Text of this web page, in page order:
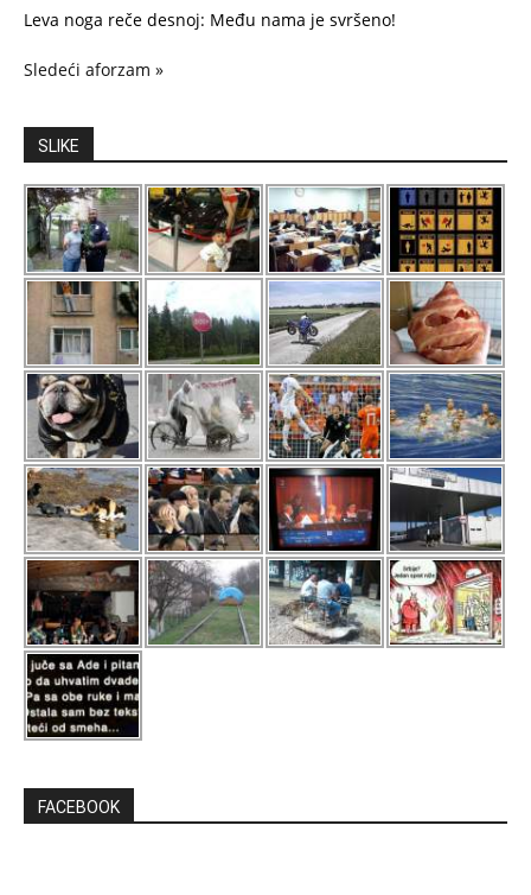
Leva noga reče desnoj: Među nama je svršeno!
Sledeći aforzam »
SLIKE
FACEBOOK